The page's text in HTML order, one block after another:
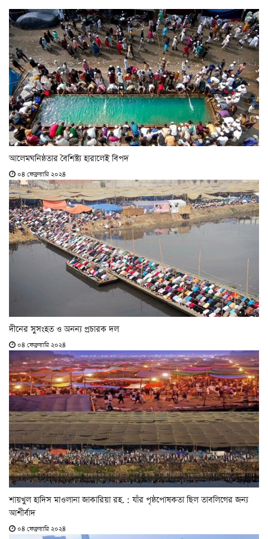
আলেমঘনিষ্ঠতার বৈশিষ্ট্য হারালেই বিপদ
০৪ ফেব্রুয়ারি ২০২৪
দীনের সুসংহত ও অনন্য প্রচারক দল
০৪ ফেব্রুয়ারি ২০২৪
শায়খুল হাদিস মাওলানা জাকারিয়া রহ. : যাঁর পৃষ্ঠপোষকতা ছিল তাবলিগের জন্য
আশীর্বাদ
০৪ ফেব্রুয়ারি ২০২৪